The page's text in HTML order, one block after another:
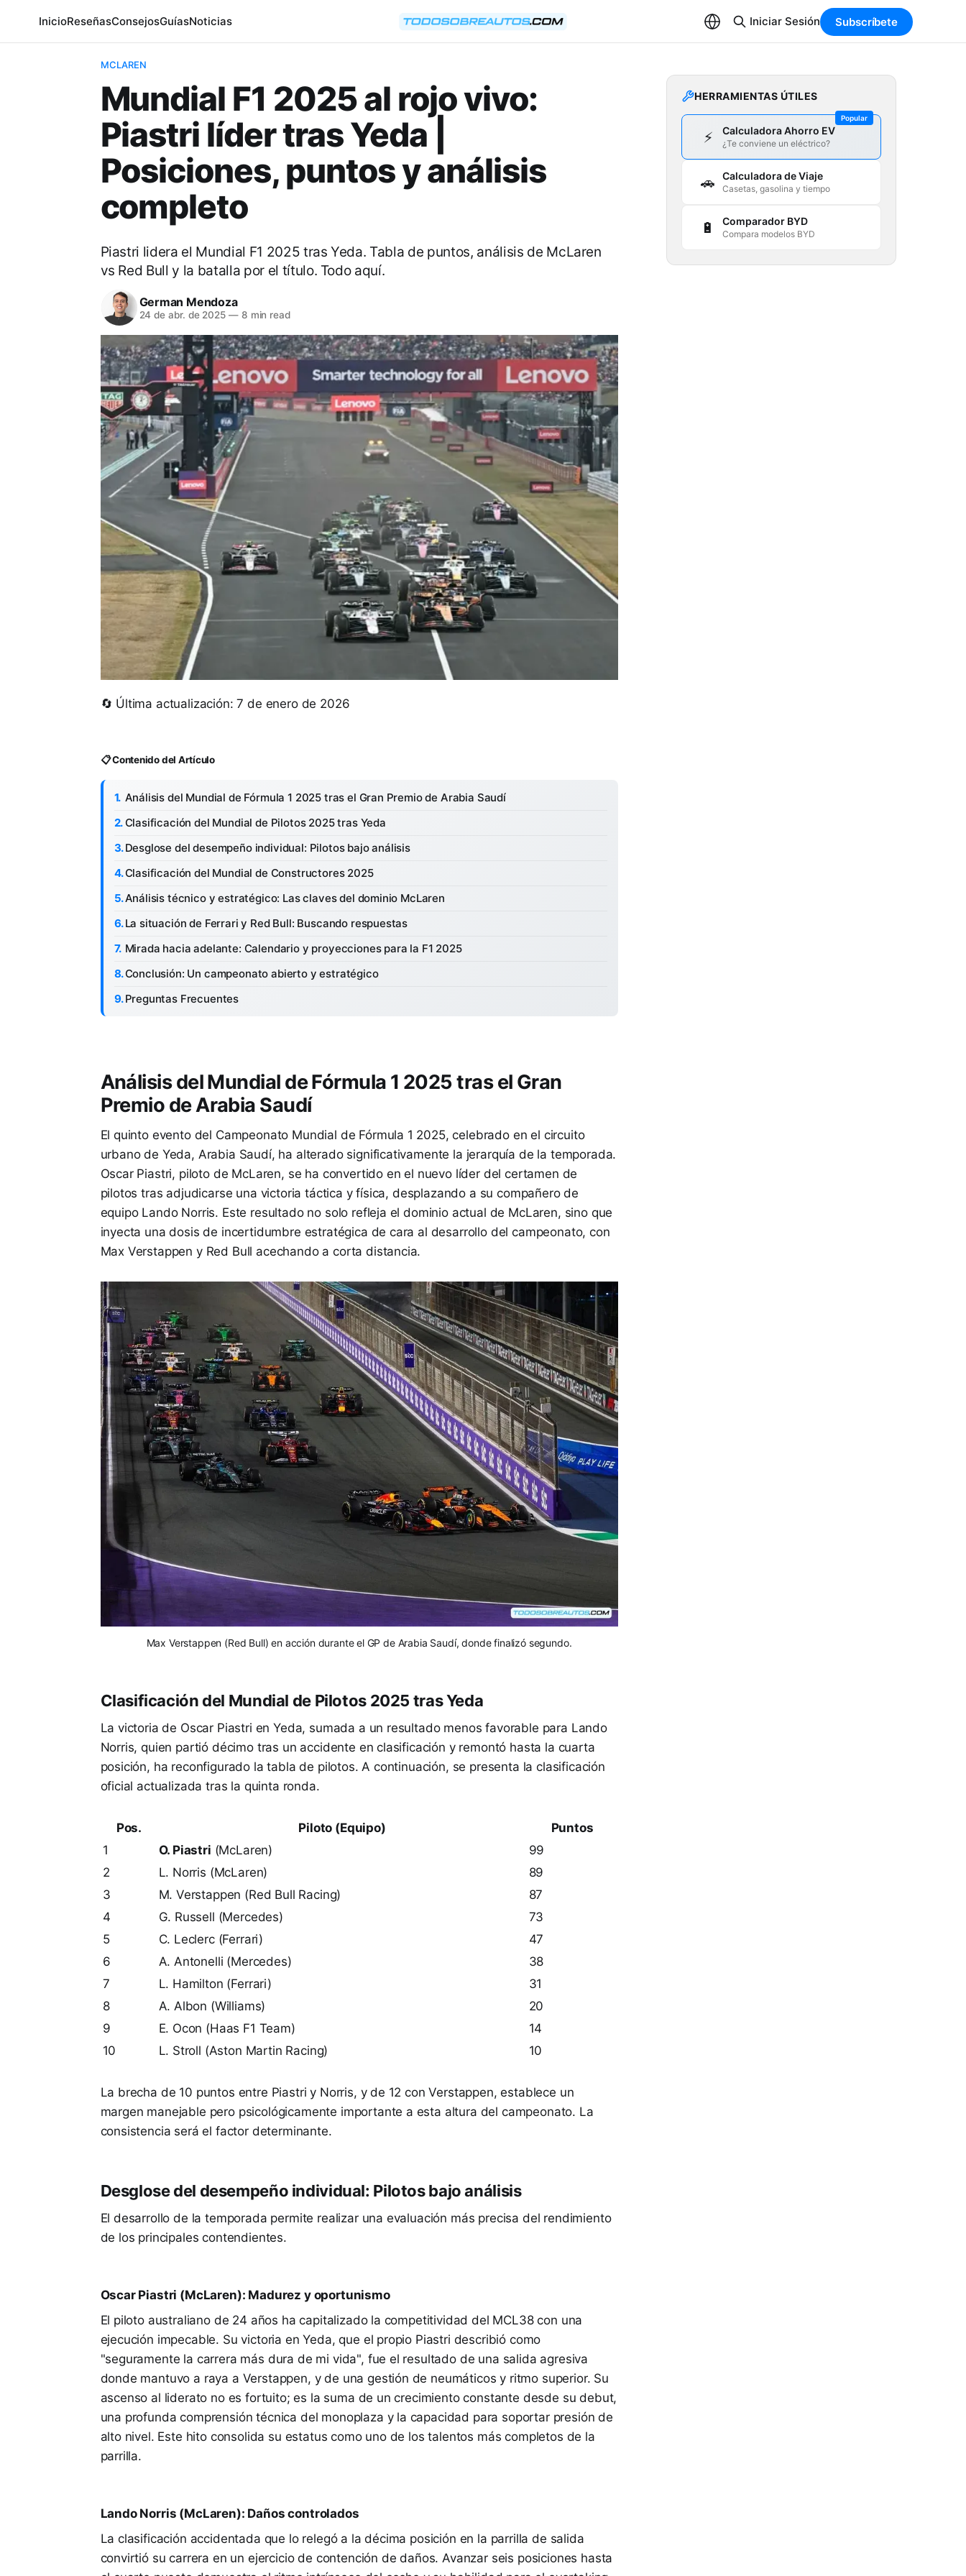
InicioReseñasConsejosGuíasNoticias Iniciar Sesión Subscríbete
MCLAREN
Mundial F1 2025 al rojo vivo:
Piastri líder tras Yeda |
Posiciones, puntos y análisis
completo
Piastri lidera el Mundial F1 2025 tras Yeda. Tabla de puntos, análisis de McLaren
vs Red Bull y la batalla por el título. Todo aquí.
German Mendoza
24 de abr. de 2025 —8 min read
🔄 Última actualización: 7 de enero de 2026
📋 Contenido del Artículo
Análisis del Mundial de Fórmula 1 2025 tras el Gran Premio de Arabia Saudí
Clasificación del Mundial de Pilotos 2025 tras Yeda
Desglose del desempeño individual: Pilotos bajo análisis
Clasificación del Mundial de Constructores 2025
Análisis técnico y estratégico: Las claves del dominio McLaren
La situación de Ferrari y Red Bull: Buscando respuestas
Mirada hacia adelante: Calendario y proyecciones para la F1 2025
Conclusión: Un campeonato abierto y estratégico
Preguntas Frecuentes
Análisis del Mundial de Fórmula 1 2025 tras el Gran
Premio de Arabia Saudí
El quinto evento del Campeonato Mundial de Fórmula 1 2025, celebrado en el circuito
urbano de Yeda, Arabia Saudí, ha alterado significativamente la jerarquía de la temporada.
Oscar Piastri, piloto de McLaren, se ha convertido en el nuevo líder del certamen de
pilotos tras adjudicarse una victoria táctica y física, desplazando a su compañero de
equipo Lando Norris. Este resultado no solo refleja el dominio actual de McLaren, sino que
inyecta una dosis de incertidumbre estratégica de cara al desarrollo del campeonato, con
Max Verstappen y Red Bull acechando a corta distancia.
Max Verstappen (Red Bull) en acción durante el GP de Arabia Saudí, donde finalizó segundo.
Clasificación del Mundial de Pilotos 2025 tras Yeda
La victoria de Oscar Piastri en Yeda, sumada a un resultado menos favorable para Lando
Norris, quien partió décimo tras un accidente en clasificación y remontó hasta la cuarta
posición, ha reconfigurado la tabla de pilotos. A continuación, se presenta la clasificación
oficial actualizada tras la quinta ronda.
Pos. Piloto (Equipo)
Puntos
1
O. Piastri (McLaren)
99
2
L. Norris (McLaren)
89
3
M. Verstappen (Red Bull Racing)
87
4
G. Russell (Mercedes)
73
5
C. Leclerc (Ferrari)
47
6
A. Antonelli (Mercedes)
38
7
L. Hamilton (Ferrari)
31
8
A. Albon (Williams)
20
9
E. Ocon (Haas F1 Team)
14
10
L. Stroll (Aston Martin Racing) 10
La brecha de 10 puntos entre Piastri y Norris, y de 12 con Verstappen, establece un
margen manejable pero psicológicamente importante a esta altura del campeonato. La
consistencia será el factor determinante.
Desglose del desempeño individual: Pilotos bajo análisis
El desarrollo de la temporada permite realizar una evaluación más precisa del rendimiento
de los principales contendientes.
Oscar Piastri (McLaren): Madurez y oportunismo
El piloto australiano de 24 años ha capitalizado la competitividad del MCL38 con una
ejecución impecable. Su victoria en Yeda, que el propio Piastri describió como
"seguramente la carrera más dura de mi vida", fue el resultado de una salida agresiva
donde mantuvo a raya a Verstappen, y de una gestión de neumáticos y ritmo superior. Su
ascenso al liderato no es fortuito; es la suma de un crecimiento constante desde su debut,
una profunda comprensión técnica del monoplaza y la capacidad para soportar presión de
alto nivel. Este hito consolida su estatus como uno de los talentos más completos de la
parrilla.
Lando Norris (McLaren): Daños controlados
La clasificación accidentada que lo relegó a la décima posición en la parrilla de salida
convirtió su carrera en un ejercicio de contención de daños. Avanzar seis posiciones hasta
HERRAMIENTAS ÚTILES
Popular
⚡ Calculadora Ahorro EV
¿Te conviene un eléctrico?
🚗 Calculadora de Viaje
Casetas, gasolina y tiempo
🔋 Comparador BYD
Compara modelos BYD